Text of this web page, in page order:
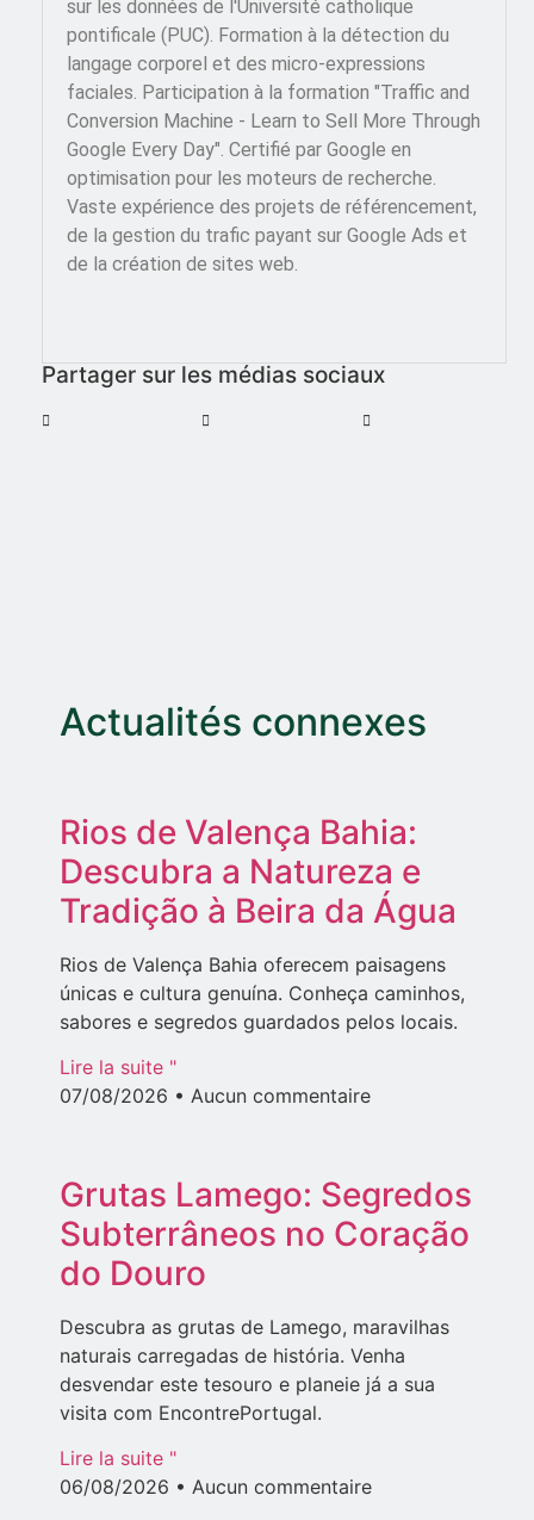
sur les données de l'Université catholique
pontificale (PUC). Formation à la détection du
langage corporel et des micro-expressions
faciales. Participation à la formation "Traffic and
Conversion Machine - Learn to Sell More Through
Google Every Day". Certifié par Google en
optimisation pour les moteurs de recherche.
Vaste expérience des projets de référencement,
de la gestion du trafic payant sur Google Ads et
de la création de sites web.
Partager sur les médias sociaux
Actualités connexes
Rios de Valença Bahia:
Descubra a Natureza e
Tradição à Beira da Água
Rios de Valença Bahia oferecem paisagens
únicas e cultura genuína. Conheça caminhos,
sabores e segredos guardados pelos locais.
Lire la suite "
07/08/2026
Aucun commentaire
Grutas Lamego: Segredos
Subterrâneos no Coração
do Douro
Descubra as grutas de Lamego, maravilhas
naturais carregadas de história. Venha
desvendar este tesouro e planeie já a sua
visita com EncontrePortugal.
Lire la suite "
06/08/2026
Aucun commentaire